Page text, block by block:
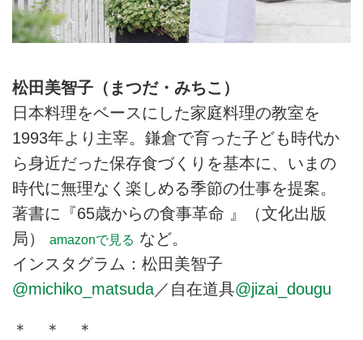
松田美智子（まつだ・みちこ）
日本料理をベースにした家庭料理の教室を
1993年より主宰。鎌倉で育った子ども時代か
ら身近だった保存食づくりを基本に、いまの
時代に無理なく楽しめる季節の仕事を提案。
著書に『65歳からの食事革命 』（文化出版
局）
amazonで見る など。
インスタグラム：松田美智子
@michiko_matsuda／自在道具@jizai_dougu
＊ ＊ ＊